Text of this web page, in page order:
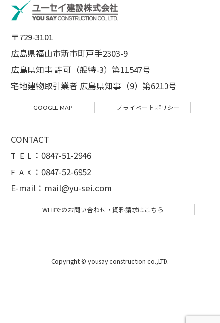
〒729-3101
広島県福山市新市町戸手2303-9
広島県知事 許可（般特-3）第11547号
宅地建物取引業者 広島県知事（9）第6210号
GOOGLE MAP プライベートポリシー
CONTACT
T E L ： 0847-51-2946
F A X ：0847-52-6952
E-mail：mail@yu-sei.com
WEBでのお問い合わせ・資料請求はこちら
Copyright © yousay construction co.,LTD.